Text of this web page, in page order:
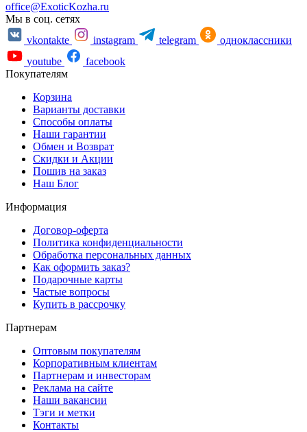
office@ExoticKozha.ru
Мы в соц. сетях
vkontakte
instagram telegram
одноклассники
youtube
facebook
Покупателям
Корзина
Варианты доставки
Способы оплаты
Наши гарантии
Обмен и Возврат
Скидки и Акции
Пошив на заказ
Наш Блог
Информация
Договор-оферта
Политика конфиденциальности
Обработка персональных данных
Как оформить заказ?
Подарочные карты
Частые вопросы
Купить в рассрочку
Партнерам
Оптовым покупателям
Корпоративным клиентам
Партнерам и инвесторам
Реклама на сайте
Наши вакансии
Тэги и метки
Контакты